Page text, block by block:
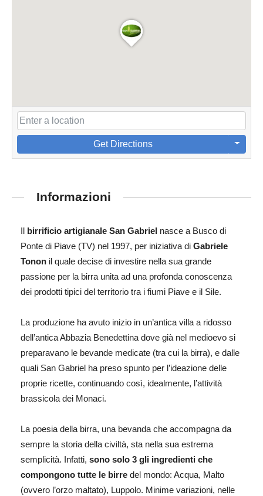
Get Directions
Informazioni
Il birrificio artigianale San Gabriel nasce a Busco di
Ponte di Piave (TV) nel 1997, per iniziativa di Gabriele
Tonon il quale decise di investire nella sua grande
passione per la birra unita ad una profonda conoscenza
dei prodotti tipici del territorio tra i fiumi Piave e il Sile.
La produzione ha avuto inizio in un’antica villa a ridosso
dell’antica Abbazia Benedettina dove già nel medioevo si
preparavano le bevande medicate (tra cui la birra), e dalle
quali San Gabriel ha preso spunto per l’ideazione delle
proprie ricette, continuando così, idealmente, l’attività
brassicola dei Monaci.
La poesia della birra, una bevanda che accompagna da
sempre la storia della civiltà, sta nella sua estrema
semplicità. Infatti, sono solo 3 gli ingredienti che
compongono tutte le birre del mondo: Acqua, Malto
(ovvero l’orzo maltato), Luppolo. Minime variazioni, nelle